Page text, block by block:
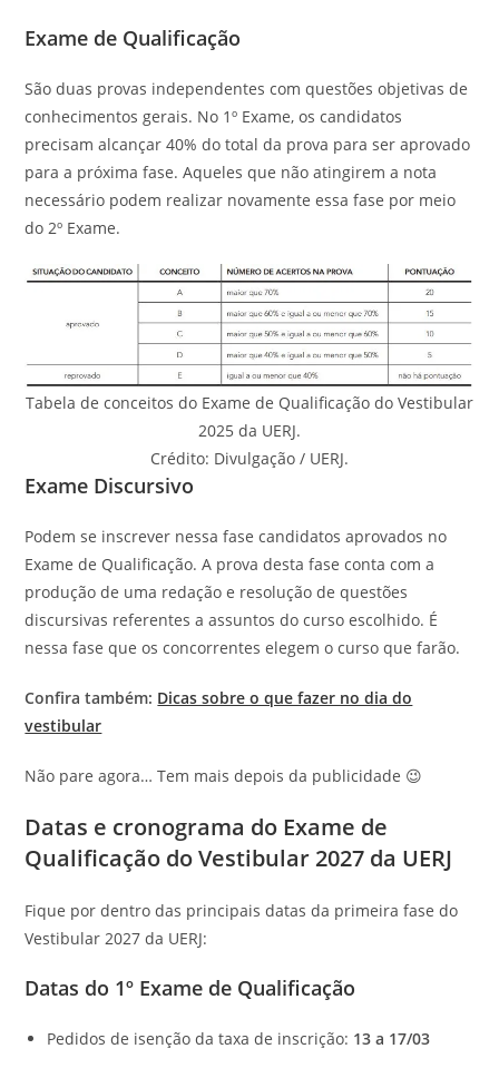
Exame de Qualificação
São duas provas independentes com questões objetivas de
conhecimentos gerais. No 1º Exame, os candidatos
precisam alcançar 40% do total da prova para ser aprovado
para a próxima fase. Aqueles que não atingirem a nota
necessário podem realizar novamente essa fase por meio
do 2º Exame.
Tabela de conceitos do Exame de Qualificação do Vestibular
2025 da UERJ.
Crédito: Divulgação / UERJ.
Exame Discursivo
Podem se inscrever nessa fase candidatos aprovados no
Exame de Qualificação. A prova desta fase conta com a
produção de uma redação e resolução de questões
discursivas referentes a assuntos do curso escolhido. É
nessa fase que os concorrentes elegem o curso que farão.
Confira também: Dicas sobre o que fazer no dia do
vestibular
Não pare agora… Tem mais depois da publicidade 😉
Datas e cronograma do Exame de
Qualificação do Vestibular 2027 da UERJ
Fique por dentro das principais datas da primeira fase do
Vestibular 2027 da UERJ:
Datas do 1º Exame de Qualificação
Pedidos de isenção da taxa de inscrição: 13 a 17/03